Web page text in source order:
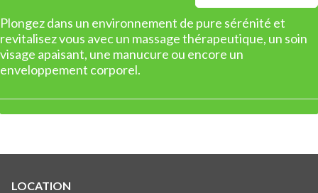
Plongez dans un environnement de pure sérénité et
revitalisez vous avec un massage thérapeutique, un soin
visage apaisant, une manucure ou encore un
enveloppement corporel.
LOCATION